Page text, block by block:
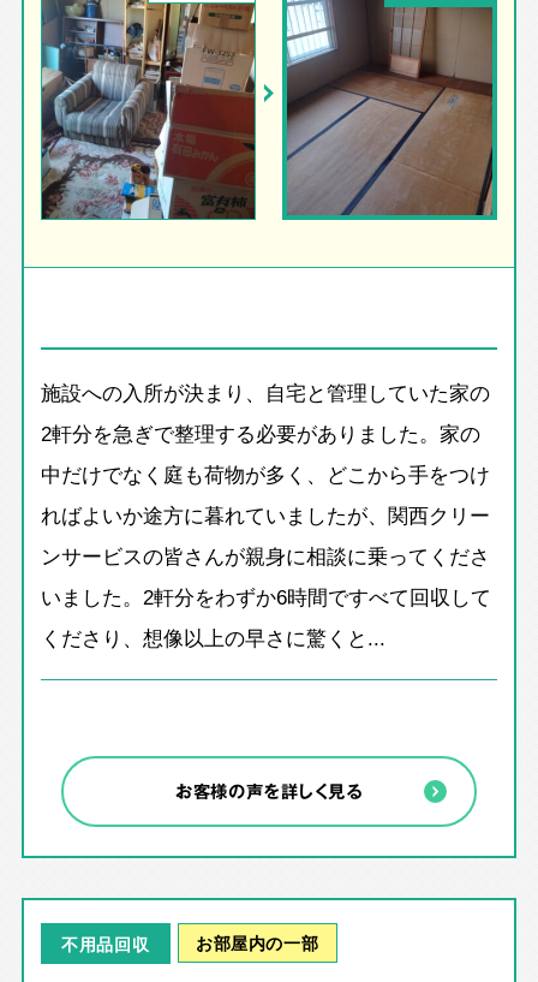
施設への入所が決まり、自宅と管理していた家の
2軒分を急ぎで整理する必要がありました。家の
中だけでなく庭も荷物が多く、どこから手をつけ
ればよいか途方に暮れていましたが、関西クリー
ンサービスの皆さんが親身に相談に乗ってくださ
いました。2軒分をわずか6時間ですべて回収して
くださり、想像以上の早さに驚くと...
お客様の声を詳しく見る
不用品回収 お部屋内の一部